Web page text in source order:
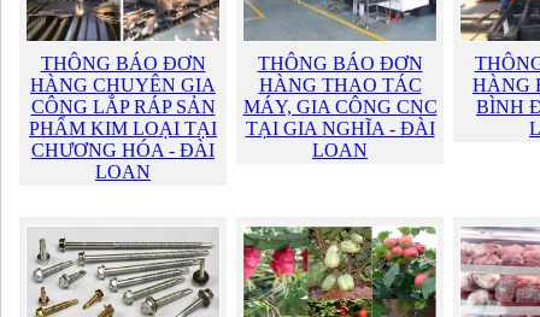
THÔNG BÁO ĐƠN
HÀNG CHUYÊN GIA
CÔNG LẮP RÁP SẢN
PHẨM KIM LOẠI TẠI
CHƯƠNG HÓA - ĐÀI
LOAN
THÔNG BÁO ĐƠN
HÀNG THAO TÁC
MÁY, GIA CÔNG CNC
TẠI GIA NGHĨA - ĐÀI
LOAN
HÀNG
BÌNH